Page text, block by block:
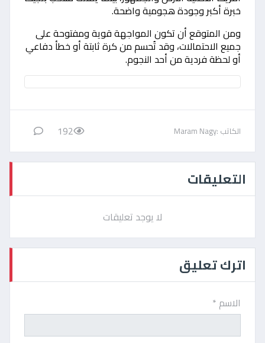
خبرة أكبر وجودة هجومية واضحة.
ومن المتوقع أن تكون المواجهة قوية ومفتوحة على
جميع الاحتمالات، وقد تُحسم من كرة ثابتة أو خطأ دفاعي
أو لحظة فردية من أحد النجوم.
الكاتب :Maram Nagy 192
التعليقات
لا يوجد تعليقات
اترك تعليق
الاسم *